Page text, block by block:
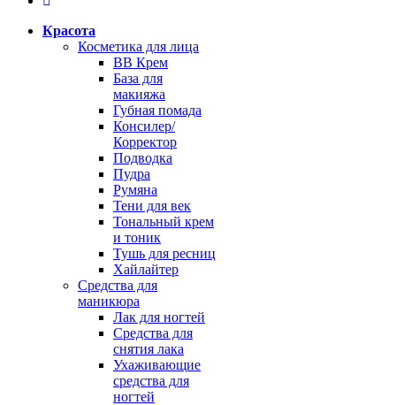
Красота
Косметика для лица
BB Крем
База для
макияжа
Губная помада
Консилер/
Корректор
Подводка
Пудра
Румяна
Тени для век
Тональный крем
и тоник
Тушь для ресниц
Хайлайтер
Средства для
маникюра
Лак для ногтей
Средства для
снятия лака
Ухаживающие
средства для
ногтей